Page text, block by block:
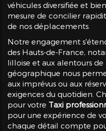
véhicules diversifiée et
mesure de concilier
de nos déplacements.
Notre engagement
des Hauts-de-France,
lilloise et aux alentours
géographique nous
aux imprévus ou aux
exigences du quotidien.
pour votre Taxi
pour une expérience de
chaque détail compte